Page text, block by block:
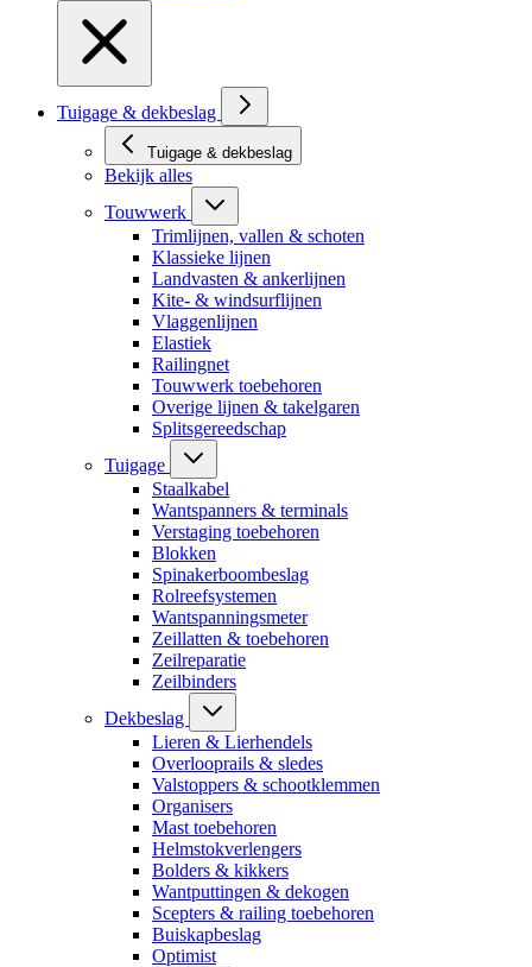
Tuigage & dekbeslag
Tuigage & dekbeslag
Bekijk alles
Touwwerk
Trimlijnen, vallen & schoten
Klassieke lijnen
Landvasten & ankerlijnen
Kite- & windsurflijnen
Vlaggenlijnen
Elastiek
Railingnet
Touwwerk toebehoren
Overige lijnen & takelgaren
Splitsgereedschap
Tuigage
Staalkabel
Wantspanners & terminals
Verstaging toebehoren
Blokken
Spinakerboombeslag
Rolreefsystemen
Wantspanningsmeter
Zeillatten & toebehoren
Zeilreparatie
Zeilbinders
Dekbeslag
Lieren & Lierhendels
Overlooprails & sledes
Valstoppers & schootklemmen
Organisers
Mast toebehoren
Helmstokverlengers
Bolders & kikkers
Wantputtingen & dekogen
Scepters & railing toebehoren
Buiskapbeslag
Optimist